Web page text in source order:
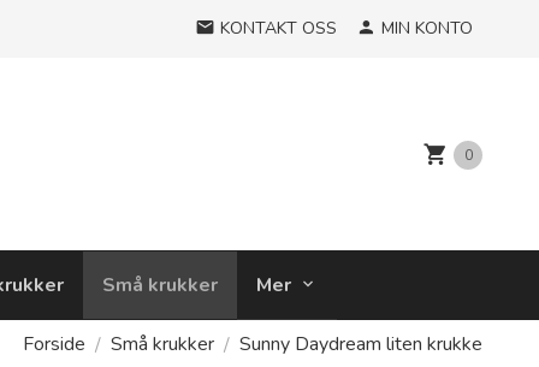
KONTAKT OSS MIN KONTO
0
Små krukker Mer
Forside Små krukker Sunny Daydream liten krukke